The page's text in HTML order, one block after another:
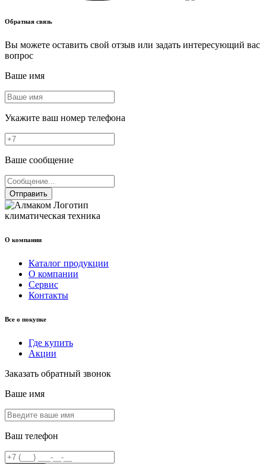
Обратная связь
Вы можете оставить свой отзыв или задать интересующий вас
вопрос
Ваше имя
Укажите ваш номер телефона
Ваше сообщение
Отправить
климатическая техника
О компании
Каталог продукции
О компании
Сервис
Контакты
Все о покупке
Где купить
Акции
Заказать обратный звонок
Ваше имя
Ваш телефон